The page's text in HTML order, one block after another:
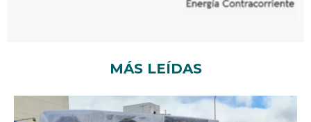
MÁS LEÍDAS